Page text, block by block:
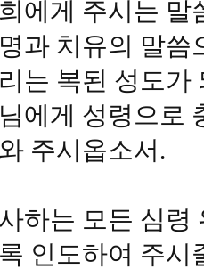
에게 주시는 말
과 치유의 말씀
는 복된 성도가
에게 성령으로
주시옵소서.
하는 모든 심령
인도하여 주시